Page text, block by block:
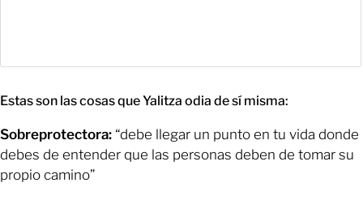
Estas son las cosas que Yalitza odia de sí misma:
Sobreprotectora: “debe llegar un punto en tu vida donde
debes de entender que las personas deben de tomar su
propio camino”